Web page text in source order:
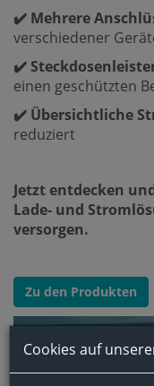
✔️ Mehrere
verschiedener
✔️
einen geschützten
✔️ Übersichtliche
reduziert
Jetzt entdecken
Lade- und
versorgen.
Zu den Produkten
Cookies auf